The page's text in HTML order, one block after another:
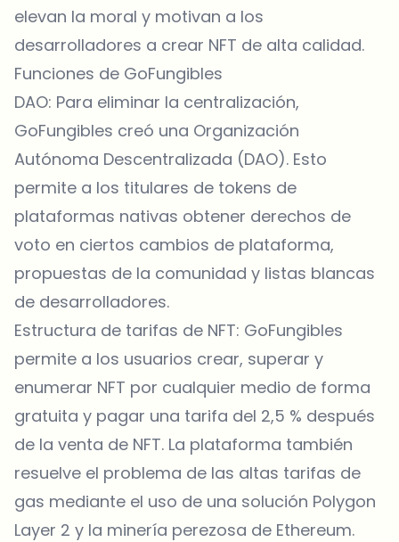
elevan la moral y motivan a los
desarrolladores a crear NFT de alta calidad.
Funciones de GoFungibles
DAO: Para eliminar la centralización,
GoFungibles creó una Organización
Autónoma Descentralizada (DAO). Esto
permite a los titulares de tokens de
plataformas nativas obtener derechos de
voto en ciertos cambios de plataforma,
propuestas de la comunidad y listas blancas
de desarrolladores.
Estructura de tarifas de NFT: GoFungibles
permite a los usuarios crear, superar y
enumerar NFT por cualquier medio de forma
gratuita y pagar una tarifa del 2,5 % después
de la venta de NFT. La plataforma también
resuelve el problema de las altas tarifas de
gas mediante el uso de una solución Polygon
Layer 2 y la minería perezosa de Ethereum.